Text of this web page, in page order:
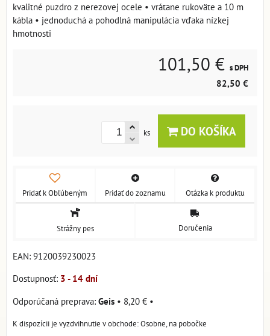
kvalitné puzdro z nerezovej ocele • vrátane rukoväte a 10 m
kábla • jednoduchá a pohodlná manipulácia vďaka nízkej
hmotnosti
101,50 € s DPH
82,50 €
ks DO KOŠÍKA
Pridať k Obľúbeným Pridať do zoznamu Otázka k produktu
Strážny pes Doručenia
EAN: 9120039230023
Dostupnosť: 3 - 14 dní
Geis • 8,20 € •
Osobne, na pobočke